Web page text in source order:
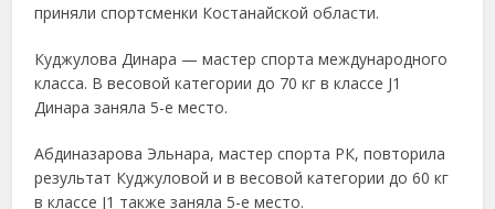
приняли спортсменки Костанайской области.
Куджулова Динара — мастер спорта международного
класса. В весовой категории до 70 кг в классе J1
Динара заняла 5-е место.
Абдиназарова Эльнара, мастер спорта РК, повторила
результат Куджуловой и в весовой категории до 60 кг
в классе J1 также заняла 5-е место.